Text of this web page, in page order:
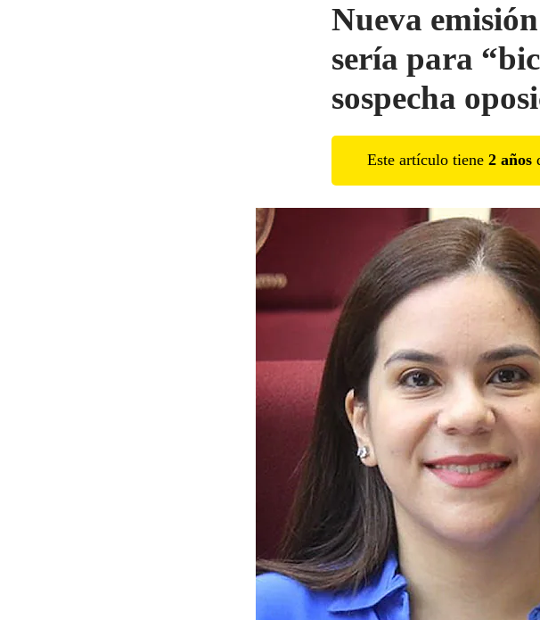
Nueva
sería para
sospecha
Este artículo tiene 2 años